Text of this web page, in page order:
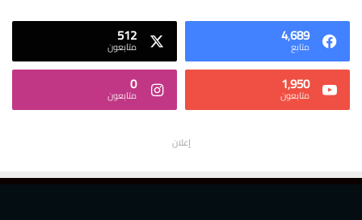
4٬689
متابع 512
متابعون
1٬950
متابعون 0
متابعون
إعلان